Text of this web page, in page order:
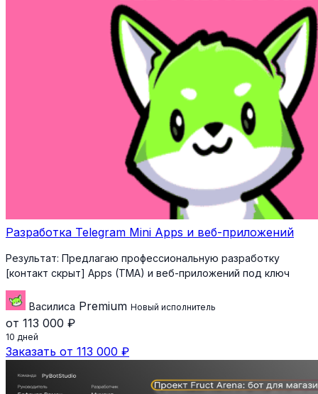
Разработка Telegram Mini Apps и веб-приложений
Результат: Предлагаю профессиональную разработку
[контакт скрыт] Apps (TMA) и веб-приложений под ключ
Василиса Premium Новый исполнитель
от 113 000 ₽
10 дней
Заказать от 113 000 ₽